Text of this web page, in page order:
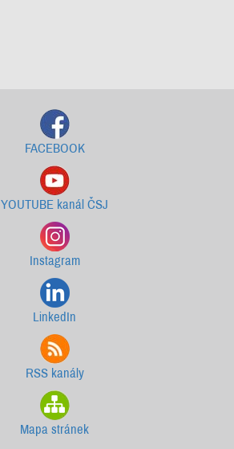
FACEBOOK
YOUTUBE kanál ČSJ
Instagram
LinkedIn
RSS kanály
Mapa stránek